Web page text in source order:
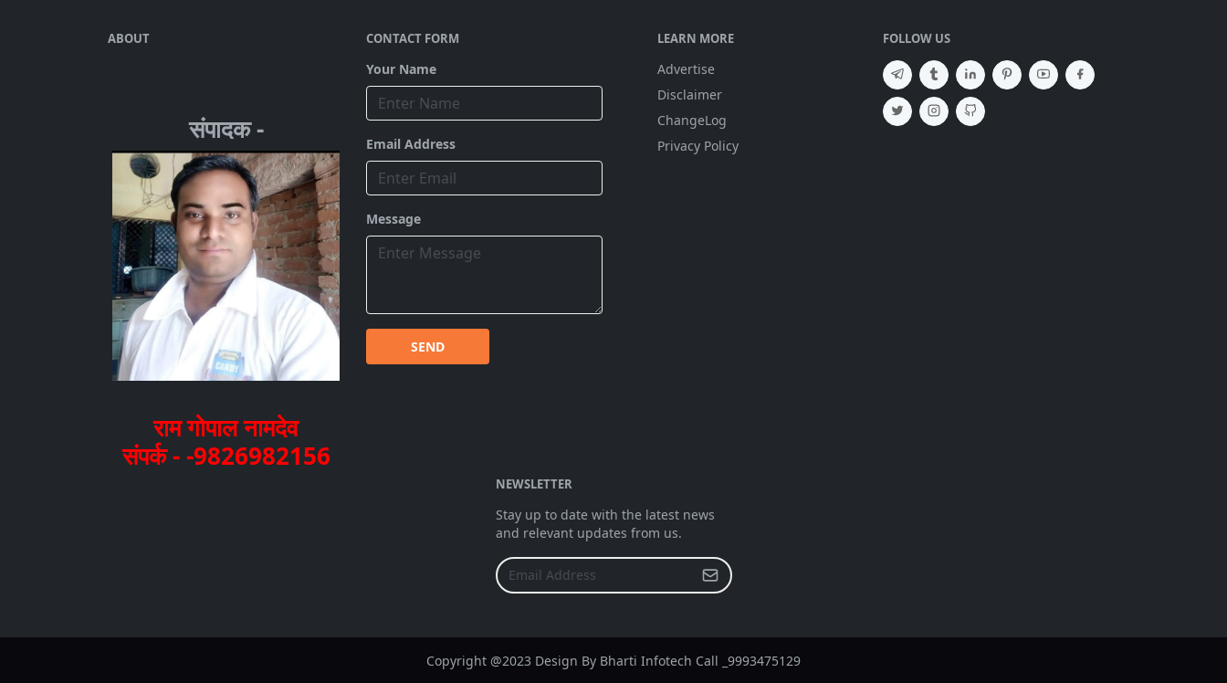
ABOUT
संपादक -
राम गोपाल नामदेव
संपर्क - -9826982156
CONTACT FORM
Your Name
Email Address
Message
SEND
LEARN MORE
Advertise
Disclaimer
ChangeLog
Privacy Policy
FOLLOW US
NEWSLETTER
Stay up to date with the latest news
and relevant updates from us.
Copyright @2023 Design By Bharti Infotech Call _9993475129